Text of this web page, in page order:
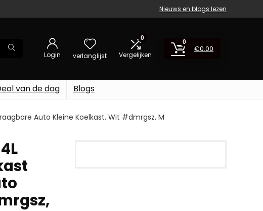
Nieuws en blogs lezen
Login verlanglijst
0
Vergelijken
0
€0.00
van de dag Blogs
Auto Kleine Koelkast, Wit #dmrgsz, M